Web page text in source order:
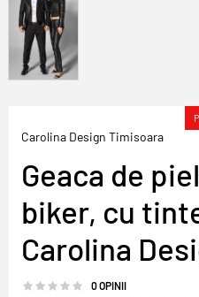
Carolina Design Timisoara
Geaca de
biker, cu
Carolina
0 OPINII